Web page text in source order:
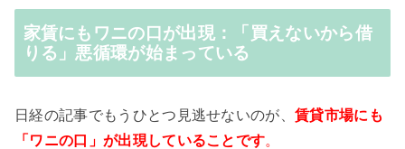
家賃にもワニの口が出現：「買えないから借
りる」悪循環が始まっている
日経の記事でもうひとつ見逃せないのが、賃貸市場にも
「ワニの口」が出現していることです。